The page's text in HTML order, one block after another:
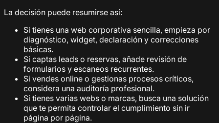
La decisión puede resumirse así:
Si tienes una web corporativa sencilla, empieza por
diagnóstico, widget, declaración y correcciones
básicas.
Si captas leads o reservas, añade revisión de
formularios y escaneos recurrentes.
Si vendes online o gestionas procesos críticos,
considera una auditoría profesional.
Si tienes varias webs o marcas, busca una solución
que te permita controlar el cumplimiento sin ir
página por página.